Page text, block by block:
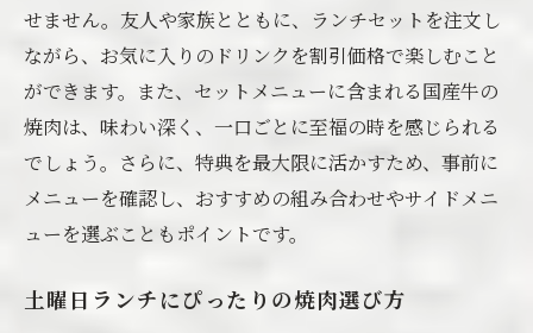
せません。友人や家族とともに、ランチセットを注文し
ながら、お気に入りのドリンクを割引価格で楽しむこと
ができます。また、セットメニューに含まれる国産牛の
焼肉は、味わい深く、一口ごとに至福の時を感じられる
でしょう。さらに、特典を最大限に活かすため、事前に
メニューを確認し、おすすめの組み合わせやサイドメニ
ューを選ぶこともポイントです。
土曜日ランチにぴったりの焼肉選び方